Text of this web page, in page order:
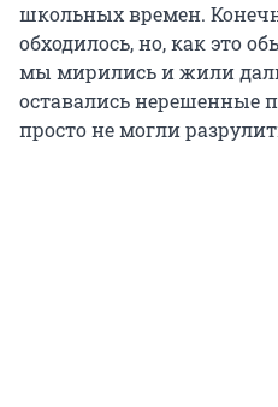
школьных времен.
обходилось, но, как это
мы мирились и жили
оставались нерешенные
просто не могли